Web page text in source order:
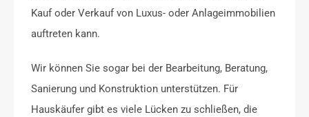
Kauf oder Verkauf von Luxus- oder Anlageimmobilien
auftreten kann.
Wir können Sie sogar bei der Bearbeitung, Beratung,
Sanierung und Konstruktion unterstützen. Für
Hauskäufer gibt es viele Lücken zu schließen, die